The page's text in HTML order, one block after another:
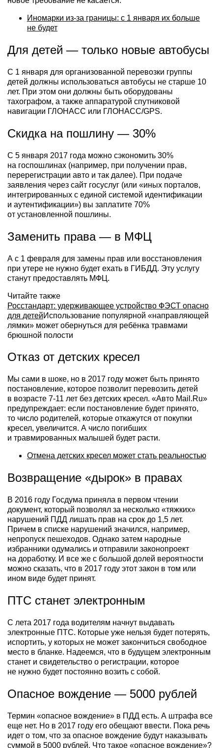
Иномарки из-за границы: с 1 января их больше
не будет
Для детей — только новые автобусы
С 1 января для организованной перевозки группы
детей должны использоваться автобусы не старше 10
лет. При этом они должны быть оборудованы
тахографом, а также аппаратурой спутниковой
навигации ГЛОНАСС или ГЛОНАСС/GPS.
Скидка на пошлину — 30%
С 5 января 2017 года можно сэкономить 30%
на госпошлинах (например, при получении прав,
перерегистрации авто и так далее). При подаче
заявления через сайт госуслуг (или «иных порталов,
интегрированных с единой системой идентификации
и аутентификации») вы заплатите 70%
от установленной пошлины.
Заменить права — в МФЦ
А с 1 февраля для замены прав или восстановления
при утере не нужно будет ехать в ГИБДД. Эту услугу
станут предоставлять МФЦ.
Читайте также
Росстандарт: удерживающее устройство ФЭСТ опасно
для детейИспользование популярной «направляющей
лямки» может обернуться для ребёнка травмами
брюшной полости
Отказ от детских кресел
Мы сами в шоке, но в 2017 году может быть принято
постановление, которое позволит перевозить детей
в возрасте 7-11 лет без детских кресел. «Авто Mail.Ru»
предупреждает: если постановление будет принято,
то число родителей, которые откажутся от покупки
кресел, увеличится. А число погибших
и травмированных малышей будет расти.
Отмена детских кресел может стать реальностью
Возвращение «дырок» в правах
В 2016 году Госдума приняла в первом чтении
документ, который позволял за несколько «тяжких»
нарушений ПДД лишать прав на срок до 1,5 лет.
Причем в списке нарушений значился, например,
непропуск пешеходов. Однако затем народные
избранники одумались и отправили законопроект
на доработку. И все же с большой долей вероятности
можно сказать, что в 2017 году этот закон в том или
ином виде будет принят.
ПТС станет электронным
С лета 2017 года водителям начнут выдавать
электронные ПТС. Которые уже нельзя будет потерять,
испортить, у которых не может закончиться свободное
место в бланке. Надеемся, что в будущем электронным
станет и свидетельство о регистрации, которое
не нужно будет постоянно возить с собой.
Опасное вождение — 5000 рублей
Термин «опасное вождение» в ПДД есть. А штрафа все
еще нет. Но в 2017 году его обещают ввести. Пока речь
идет о том, что за опасное вождение будут наказывать
суммой в 5000 рублей. Что такое «опасное вождение»?